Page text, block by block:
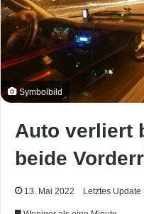
Symbolbild
Auto verliert
beide
13. Mai 2022 Letztes